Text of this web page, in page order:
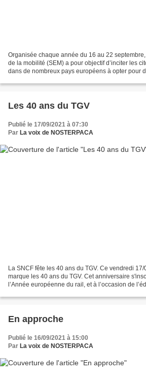
Organisée chaque année du 16 au 22
de la mobilité (SEM) a pour objectif d’inciter les
dans de nombreux pays européens à opter pour
Les 40 ans du TGV
Publié le 17/09/2021 à 07:30
Par La voix de NOSTERPACA
La SNCF fête les 40 ans du TGV. Ce vendredi
marque les 40 ans du TGV. Cet anniversaire
l’Année européenne du rail, et à l’occasion de
En approche
Publié le 16/09/2021 à 15:00
Par La voix de NOSTERPACA